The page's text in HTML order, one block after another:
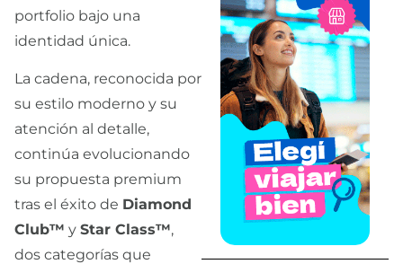
portfolio bajo una
identidad única.
La cadena, reconocida por
su estilo moderno y su
atención al detalle,
continúa evolucionando
su propuesta premium
tras el éxito de Diamond
Club™ y Star Class™,
dos categorías que